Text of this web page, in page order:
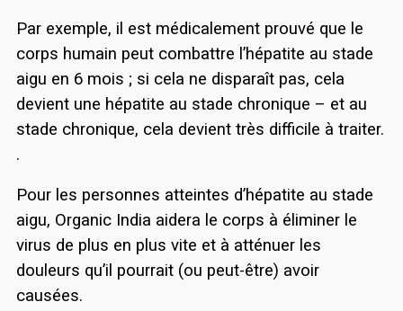
Par exemple, il est médicalement prouvé que le
corps humain peut combattre l’hépatite au stade
aigu en 6 mois ; si cela ne disparaît pas, cela
devient une hépatite au stade chronique – et au
stade chronique, cela devient très difficile à traiter.
.
Pour les personnes atteintes d’hépatite au stade
aigu, Organic India aidera le corps à éliminer le
virus de plus en plus vite et à atténuer les
douleurs qu’il pourrait (ou peut-être) avoir
causées.